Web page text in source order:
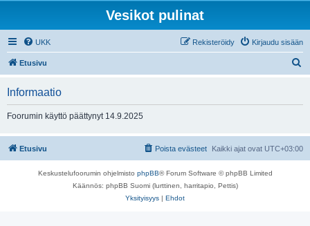
Vesikot pulinat
UKK Kirjaudu sisään
Rekisteröidy
Etusivu
Informaatio
Foorumin käyttö päättynyt 14.9.2025
Etusivu Kaikki ajat ovat UTC+03:00
Poista evästeet
Keskustelufoorumin ohjelmisto phpBB® Forum Software © phpBB Limited
Käännös: phpBB Suomi (lurttinen, harritapio, Pettis)
Yksityisyys | Ehdot